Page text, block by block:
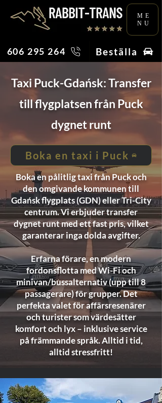
ME
NU
606 295 264 Beställa
Taxi Puck-Gdańsk: Transfer
till flygplatsen från Puck
dygnet runt
Boka en taxi i Puck
Boka en pålitlig taxi från Puck och
den omgivande kommunen till
Gdańsk flygplats (GDN) eller Tri-City
centrum. Vi erbjuder transfer
dygnet runt med ett fast pris, vilket
garanterar inga dolda avgifter.
Erfarna förare, en modern
fordonsflotta med Wi-Fi och
minivan/bussalternativ (upp till 8
passagerare) för grupper. Det
perfekta valet för affärsresenärer
och turister som värdesätter
komfort och lyx – inklusive service
på främmande språk. Alltid i tid,
alltid stressfritt!